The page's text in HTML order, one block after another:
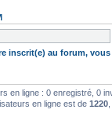
inscrit(e) au forum,
en ligne : 0 enregistré, 0
en ligne est de 1220